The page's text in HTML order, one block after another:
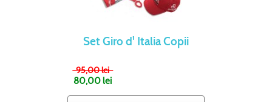
Set Giro d' Italia Copii
95,00 lei
80,00 lei